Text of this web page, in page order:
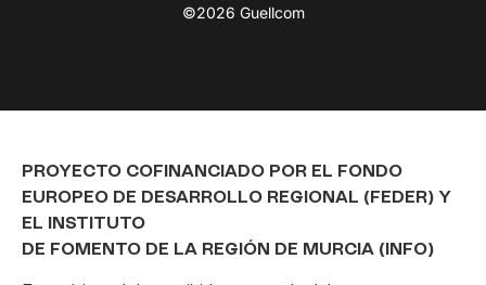
©2026 Guellcom
PROYECTO COFINANCIADO POR EL FONDO
EUROPEO DE DESARROLLO REGIONAL (FEDER) Y
EL INSTITUTO
DE FOMENTO DE LA REGIÓN DE MURCIA (INFO)